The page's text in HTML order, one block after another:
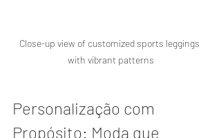
Close-up view of customized sports leggings
with vibrant patterns
Personalização com
Propósito: Moda que